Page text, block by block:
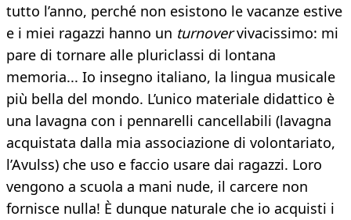
tutto l’anno, perché non esistono le vacanze estive
e i miei ragazzi hanno un turnovervivacissimo: mi
pare di tornare alle pluriclassi di lontana
memoria... Io insegno italiano, la lingua musicale
più bella del mondo. L’unico materiale didattico è
una lavagna con i pennarelli cancellabili (lavagna
acquistata dalla mia associazione di volontariato,
l’Avulss) che uso e faccio usare dai ragazzi. Loro
vengono a scuola a mani nude, il carcere non
fornisce nulla! È dunque naturale che io acquisti i